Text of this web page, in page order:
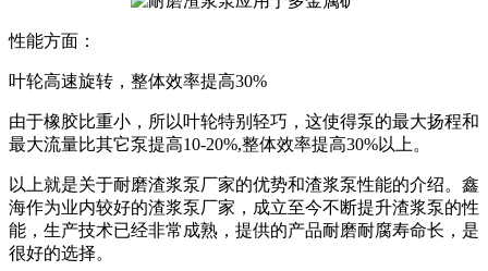
性能方面：
叶轮高速旋转，整体效率提高30%
由于橡胶比重小，所以叶轮特别轻巧，这使得泵的最大扬程和
最大流量比其它泵提高10-20%,整体效率提高30%以上。
以上就是关于耐磨渣浆泵厂家的优势和渣浆泵性能的介绍。鑫
海作为业内较好的渣浆泵厂家，成立至今不断提升渣浆泵的性
能，生产技术已经非常成熟，提供的产品耐磨耐腐寿命长，是
很好的选择。